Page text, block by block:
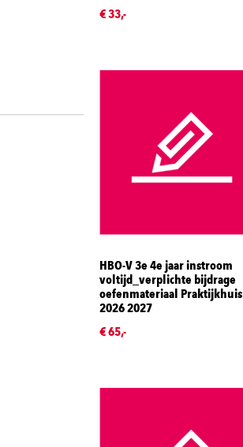
€ 33,-
HBO-V 3e 4e jaar instroom
voltijd_verplichte bijdrage
oefenmateriaal Praktijkhuis
2026 2027
€ 65,-